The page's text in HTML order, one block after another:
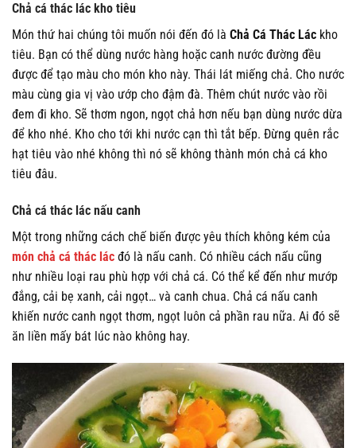
Chả cá thác lác kho tiêu
Món thứ hai chúng tôi muốn nói đến đó là Chả Cá Thác Lác kho
tiêu. Bạn có thể dùng nước hàng hoặc canh nước đường đều
được để tạo màu cho món kho này. Thái lát miếng chả. Cho nước
màu cùng gia vị vào ướp cho đậm đà. Thêm chút nước vào rồi
đem đi kho. Sẽ thơm ngon, ngọt chả hơn nếu bạn dùng nước dừa
để kho nhé. Kho cho tới khi nước cạn thì tắt bếp. Đừng quên rắc
hạt tiêu vào nhé không thì nó sẽ không thành món chả cá kho
tiêu đâu.
Chả cá thác lác nấu canh
Một trong những cách chế biến được yêu thích không kém của
món chả cá thác lác đó là nấu canh. Có nhiều cách nấu cũng
như nhiều loại rau phù hợp với chả cá. Có thể kể đến như mướp
đắng, cải bẹ xanh, cải ngọt… và canh chua. Chả cá nấu canh
khiến nước canh ngọt thơm, ngọt luôn cả phần rau nữa. Ai đó sẽ
ăn liền mấy bát lúc nào không hay.